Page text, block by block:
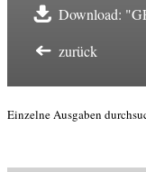
Download:
zurück
Einzelne Ausgaben